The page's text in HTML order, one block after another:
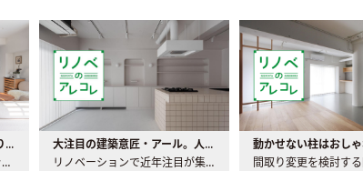
リノベーションで人気の間取りとは？トレンドの間取りと実例を徹底解説
リノベーション(リノベ)のプランニングで一番最初に決めるのは..
大注目の建築意匠・アール。人気の理由と空間に取り入れるポイント
リノベーションで近年注目が集まる建築意匠の一つであるアール..